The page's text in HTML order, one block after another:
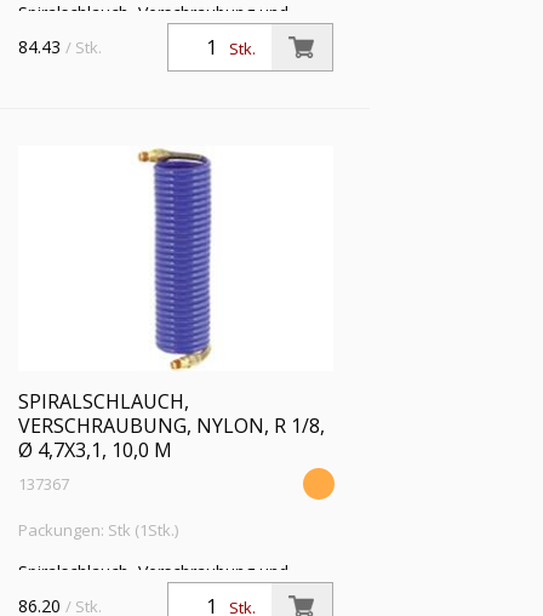
Spiralschlauch, Verschraubung und
Knickschutzfeder, Nylon 11 PA, R 1/8,
Schlauch-ø 4,7x3,1, PN bei 23 °C max.
Stk.
84.43 / Stk.
SPIRALSCHLAUCH,
VERSCHRAUBUNG, NYLON, R 1/8,
Ø 4,7X3,1, 10,0 M
137367
Packungen: Stk (1Stk.)
Spiralschlauch, Verschraubung und
Knickschutzfeder, Nylon 11 PA, R 1/8,
Stk.
86.20 / Stk.